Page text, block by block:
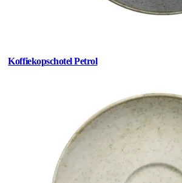
Koffiekopschotel Petrol